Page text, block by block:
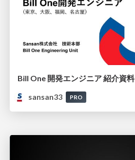
Bill One 開発エンジニア 紹介資料
sansan33
PRO